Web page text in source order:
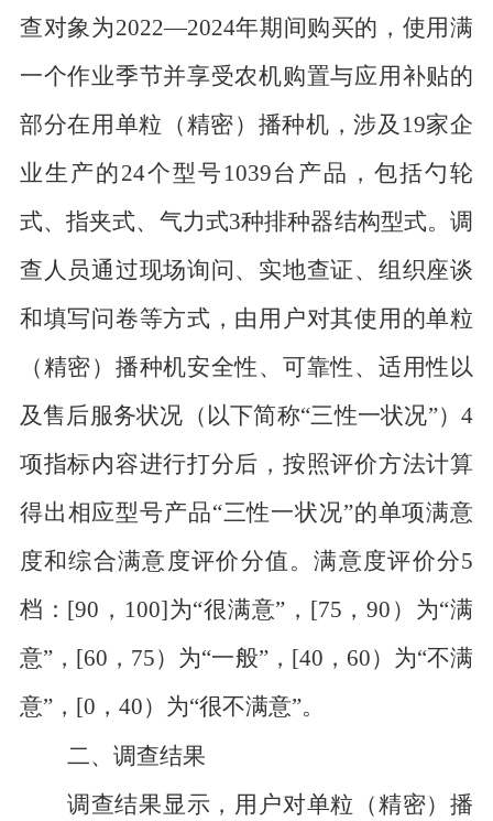
查对象为2022—2024年期间购买的，使用满
一个作业季节并享受农机购置与应用补贴的
部分在用单粒（精密）播种机，涉及 19家企
业生产的24个型号1039台产品 ，包括勺轮
式、指夹式、气力式3种排种器结构型式。调
查人员通过现场询问、实地查证、组织座谈
和填写问卷等方式，由用户对其使用的单粒
（精密）播种机安全性、可靠性、适用性以
及售后服务状况（以下简称“三性一状况”）4
项指标内容进行打分后，按照评价方法计算
得出相应型号产品“三性一状况”的单项满意
度和综合满意度评价分值。满意度评价分5
档： [90 ， 100]为“很满意” ， [75 ，90 ）为“满
意”， [60 ， 75）为“一般”， [40 ， 60）为“不满
意”， [0 ， 40）为“很不满意”。
二、调查结果
调查结果显示，用户对单粒（精密）播